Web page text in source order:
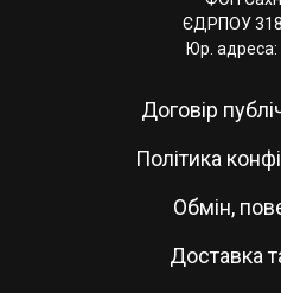
ЄДРПОУ
Юр.
Договір
Політика
Обмін,
Доставка